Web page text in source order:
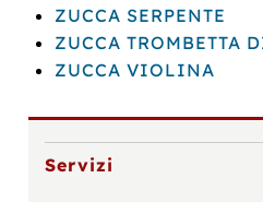
ZUCCA SERPENTE
ZUCCA TROMBETTA
ZUCCA VIOLINA
Servizi